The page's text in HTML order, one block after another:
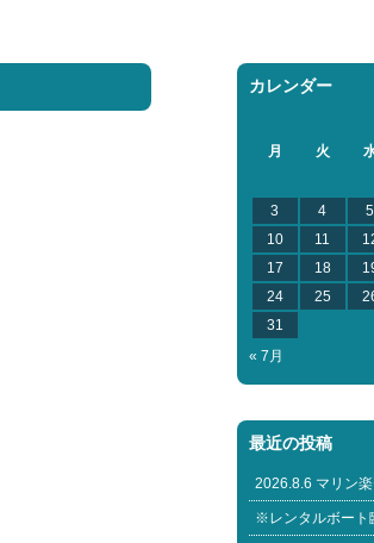
カレンダー
月
火
3
4 5
10
11
17
18
24
25
31
« 7月
最近の投稿
2026.8.6 マリン
※レンタルボート